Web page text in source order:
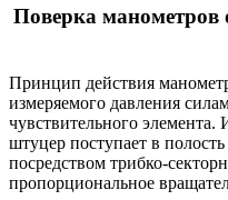
Поверка манометров
Принцип действия
измеряемого давления
чувствительного элемента.
штуцер поступает в
посредством трибко-
пропорциональное